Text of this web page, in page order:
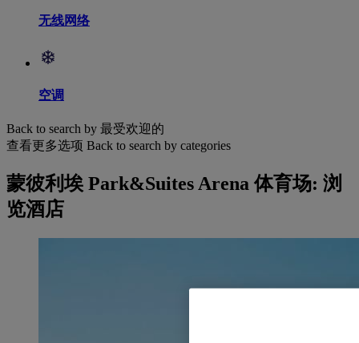
无线网络
空调
Back to search by 最受欢迎的
查看更多选项 Back to search by categories
蒙彼利埃 Park&Suites Arena 体育场: 浏
览酒店